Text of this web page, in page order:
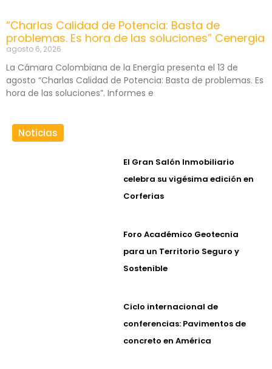
“Charlas Calidad de Potencia: Basta de
problemas. Es hora de las soluciones” Cenergia
agosto 6, 2026
La Cámara Colombiana de la Energía presenta el 13 de
agosto “Charlas Calidad de Potencia: Basta de problemas. Es
hora de las soluciones”. Informes e
Noticias
El Gran Salón Inmobiliario
celebra su vigésima edición en
Corferias
Foro Académico Geotecnia
para un Territorio Seguro y
Sostenible
Ciclo internacional de
conferencias: Pavimentos de
concreto en América